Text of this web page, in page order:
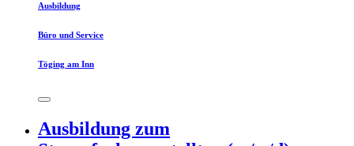
Ausbildung
Büro und Service
Töging am Inn
Ausbildung zum